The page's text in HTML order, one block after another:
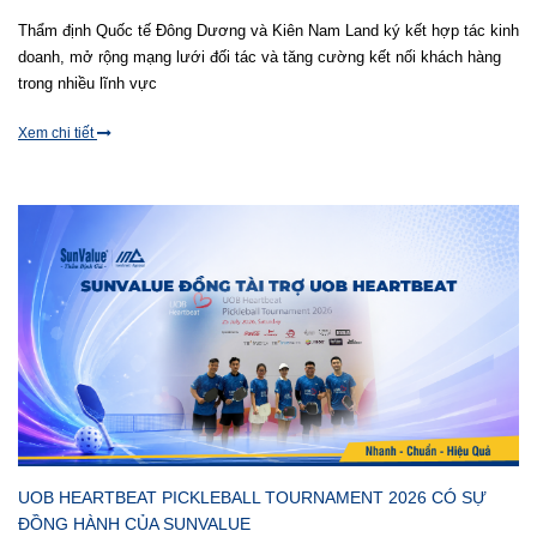
Thẩm định Quốc tế Đông Dương và Kiên Nam Land ký kết hợp tác kinh
doanh, mở rộng mạng lưới đối tác và tăng cường kết nối khách hàng
trong nhiều lĩnh vực
Xem chi tiết
UOB HEARTBEAT PICKLEBALL TOURNAMENT 2026 CÓ SỰ
ĐỒNG HÀNH CỦA SUNVALUE